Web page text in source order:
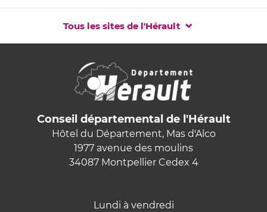
Tous les sites de l'Hérault
Conseil départemental de l'Hérault
Hôtel du Département, Mas d'Alco
1977 avenue des moulins
34087 Montpellier Cedex 4
Lundi à vendredi